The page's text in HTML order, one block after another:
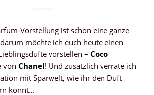
Vorstellung ist schon eine ganze
möchte ich euch heute einen
vorstellen – Coco
von Chanel! Und zusätzlich verrate ich
mit Sparwelt, wie ihr den Duft
könnt…